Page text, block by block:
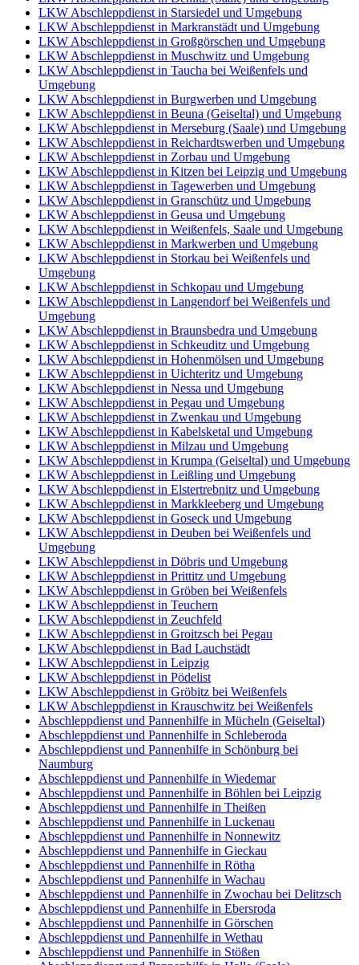
LKW Abschleppdienst in Starsiedel und Umgebung
LKW Abschleppdienst in Markranstädt und Umgebung
LKW Abschleppdienst in Großgörschen und Umgebung
LKW Abschleppdienst in Muschwitz und Umgebung
LKW Abschleppdienst in Taucha bei Weißenfels und
Umgebung
LKW Abschleppdienst in Burgwerben und Umgebung
LKW Abschleppdienst in Beuna (Geiseltal) und Umgebung
LKW Abschleppdienst in Merseburg (Saale) und Umgebung
LKW Abschleppdienst in Reichardtswerben und Umgebung
LKW Abschleppdienst in Zorbau und Umgebung
LKW Abschleppdienst in Kitzen bei Leipzig und Umgebung
LKW Abschleppdienst in Tagewerben und Umgebung
LKW Abschleppdienst in Granschütz und Umgebung
LKW Abschleppdienst in Geusa und Umgebung
LKW Abschleppdienst in Weißenfels, Saale und Umgebung
LKW Abschleppdienst in Markwerben und Umgebung
LKW Abschleppdienst in Storkau bei Weißenfels und
Umgebung
LKW Abschleppdienst in Schkopau und Umgebung
LKW Abschleppdienst in Langendorf bei Weißenfels und
Umgebung
LKW Abschleppdienst in Braunsbedra und Umgebung
LKW Abschleppdienst in Schkeuditz und Umgebung
LKW Abschleppdienst in Hohenmölsen und Umgebung
LKW Abschleppdienst in Uichteritz und Umgebung
LKW Abschleppdienst in Nessa und Umgebung
LKW Abschleppdienst in Pegau und Umgebung
LKW Abschleppdienst in Zwenkau und Umgebung
LKW Abschleppdienst in Kabelsketal und Umgebung
LKW Abschleppdienst in Milzau und Umgebung
LKW Abschleppdienst in Krumpa (Geiseltal) und Umgebung
LKW Abschleppdienst in Leißling und Umgebung
LKW Abschleppdienst in Elstertrebnitz und Umgebung
LKW Abschleppdienst in Markkleeberg und Umgebung
LKW Abschleppdienst in Goseck und Umgebung
LKW Abschleppdienst in Deuben bei Weißenfels und
Umgebung
LKW Abschleppdienst in Döbris und Umgebung
LKW Abschleppdienst in Prittitz und Umgebung
LKW Abschleppdienst in Gröben bei Weißenfels
LKW Abschleppdienst in Teuchern
LKW Abschleppdienst in Zeuchfeld
LKW Abschleppdienst in Groitzsch bei Pegau
LKW Abschleppdienst in Bad Lauchstädt
LKW Abschleppdienst in Leipzig
LKW Abschleppdienst in Pödelist
LKW Abschleppdienst in Gröbitz bei Weißenfels
LKW Abschleppdienst in Krauschwitz bei Weißenfels
Abschleppdienst und Pannenhilfe in Mücheln (Geiseltal)
Abschleppdienst und Pannenhilfe in Schleberoda
Abschleppdienst und Pannenhilfe in Schönburg bei
Naumburg
Abschleppdienst und Pannenhilfe in Wiedemar
Abschleppdienst und Pannenhilfe in Böhlen bei Leipzig
Abschleppdienst und Pannenhilfe in Theißen
Abschleppdienst und Pannenhilfe in Luckenau
Abschleppdienst und Pannenhilfe in Nonnewitz
Abschleppdienst und Pannenhilfe in Gieckau
Abschleppdienst und Pannenhilfe in Rötha
Abschleppdienst und Pannenhilfe in Wachau
Abschleppdienst und Pannenhilfe in Zwochau bei Delitzsch
Abschleppdienst und Pannenhilfe in Ebersroda
Abschleppdienst und Pannenhilfe in Görschen
Abschleppdienst und Pannenhilfe in Wethau
Abschleppdienst und Pannenhilfe in Stößen